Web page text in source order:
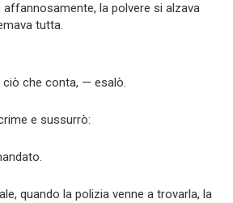
la polvere si alzava
tutta.
ciò che conta, — esalò.
e sussurrò:
quando la polizia venne a trovarla, la